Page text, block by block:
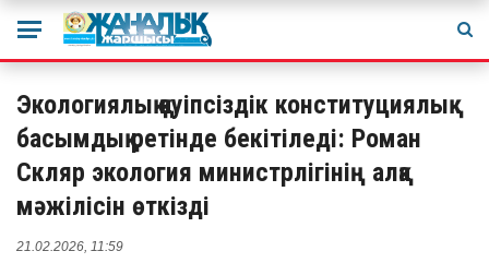
Экологиялық қауіпсіздік конституциялық
басымдық ретінде бекітіледі: Роман
Скляр экология министрлігінің алқа
мәжілісін өткізді
21.02.2026, 11:59